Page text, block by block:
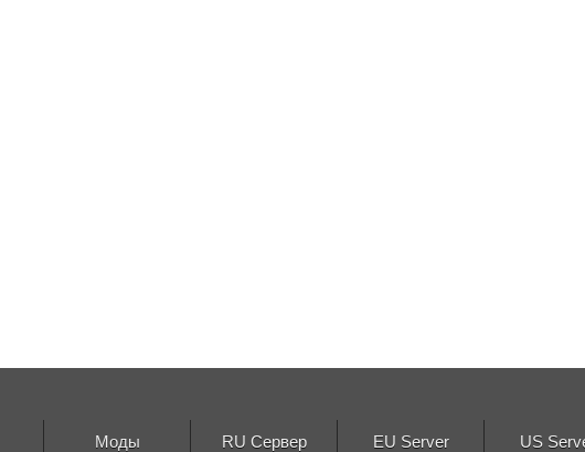
Моды RU Сервер EU Server US